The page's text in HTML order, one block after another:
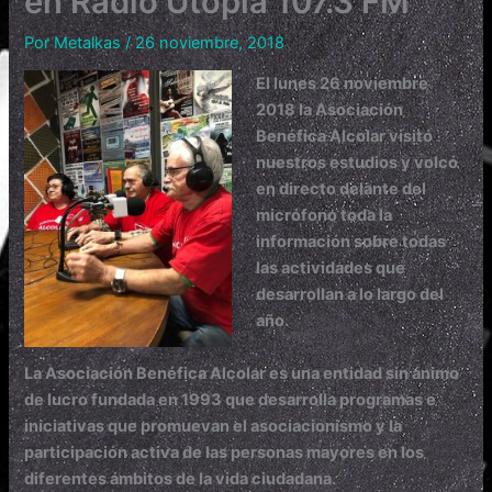
PorMetalkas/26 noviembre, 2018
El lunes 26 noviembre
2018 la Asociación
Benéfica Alcolar visitó
nuestros estudios y volcó
en directo delante del
micrófono toda la
información sobre todas
las actividades que
desarrollan a lo largo del
año.
La Asociación Benéfica Alcolar es una entidad sin ánimo
de lucro fundada en 1993 que desarrolla programas e
iniciativas que promuevan el asociacionismo y la
participación activa de las personas mayores en los
diferentes ámbitos de la vida ciudadana.